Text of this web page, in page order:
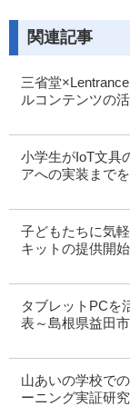
関連記事
三省堂
ルコンテンツの
小学生がIoT文具
アへの実装まで
子どもたちに気
キットの提供開始
タブレットPCを
表～島根県益田市
山あいの学校で
ーニング実証研究